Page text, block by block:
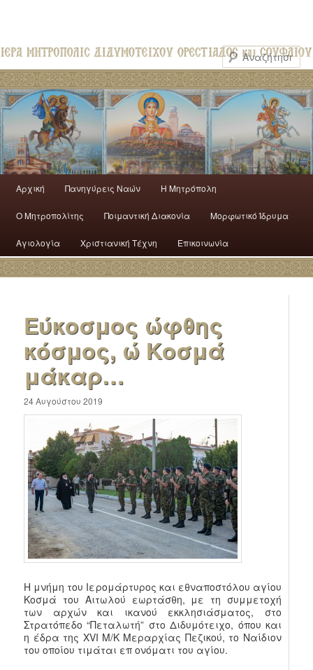
Αρχική Πανηγύρεις Ναών H Mητρόπολη
Ο Mητροπολίτης Ποιμαντική Διακονία Μορφωτικό Ίδρυμα
Αγιολογία Χριστιανική Τέχνη Επικοινωνία
Εύκοσμος ώφθης
κόσμος, ώ Κοσμά
μάκαρ…
24 Αυγούστου 2019
Η μνήμη του Ιερομάρτυρος και εθναποστόλου αγίου
Κοσμά του Αιτωλού εωρτάσθη, με τη συμμετοχή
των αρχών και ικανού εκκλησιάσματος, στο
Στρατόπεδο “Πεταλωτή” στο Διδυμότειχο, όπου και
η έδρα της XVI Μ/Κ Μεραρχίας Πεζικού, το Ναίδιον
του οποίου τιμάται επ ονόματι του αγίου.